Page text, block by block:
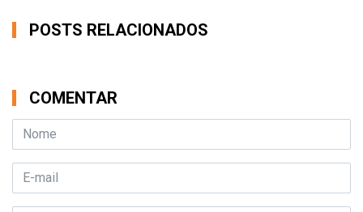
POSTS RELACIONADOS
COMENTAR